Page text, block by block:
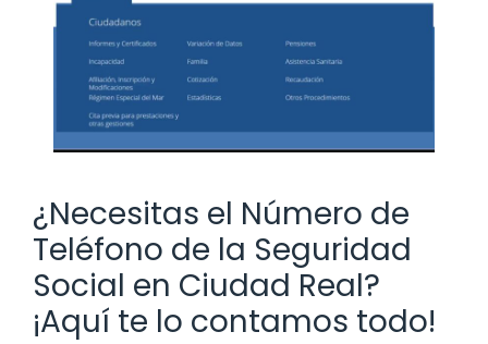
¿Necesitas el Número de
Teléfono de la Seguridad
Social en Ciudad Real?
¡Aquí te lo contamos todo!